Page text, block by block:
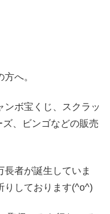
へ。
ンボ宝くじ、スクラッ
、ビンゴなどの販売
者が誕生していま
りしております(^o^)